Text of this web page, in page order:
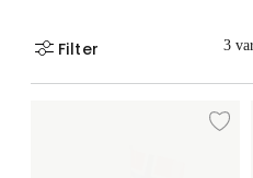
Filter 3